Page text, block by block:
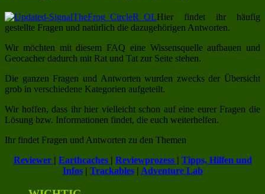
Hier findet ihr häufig
gestellte Fragen und natürlich die dazugehörigen Antworten.
Wir möchten mit diesem FAQ eine Wissensquelle aufbauen und
Geocacher dadurch mit Rat und Tat zur Seite stehen.
Die ganzen Fragen und Antworten wurden zwecks der Übersicht
grob in verschiedene Kategorien aufgeteilt.
Wir hoffen, dass ihr hier vielleicht schon auf eine eurer Fragen die
Lösung bzw. Informationen findet, die euch weiterhelfen.
Ihr findet Fragen und Antworten zu den Themen
Reviewer | Earthcaches | Reviewprozess | Tipps, Hilfen und
Infos| Trackables| Adventure Lab